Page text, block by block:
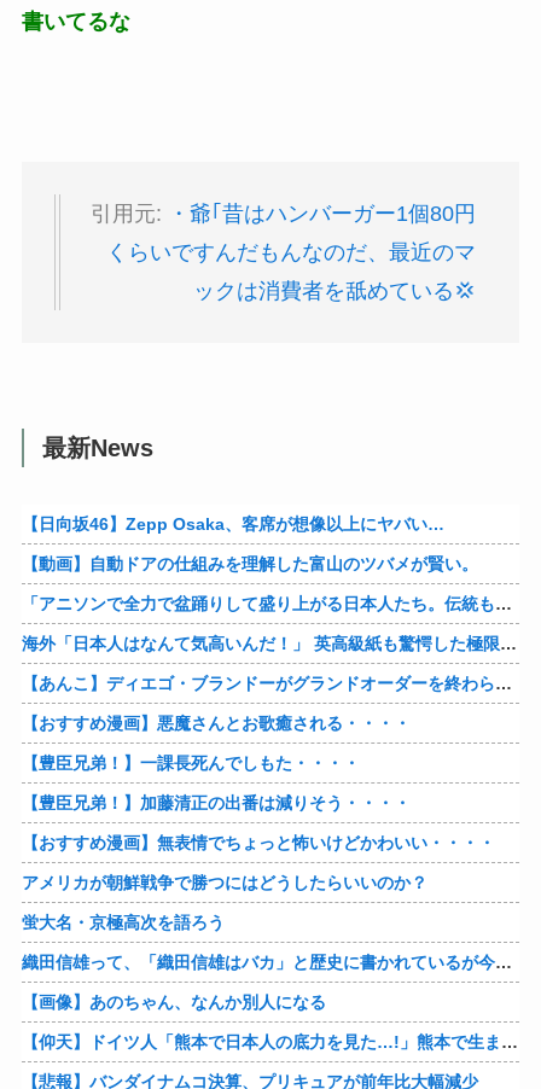
書いてるな
引用元:
・爺｢昔はハンバーガー1個80円
くらいですんだもんなのだ、最近のマ
ックは消費者を舐めている💢
最新News
【日向坂46】Zepp Osaka、客席が想像以上にヤバい…
【動画】自動ドアの仕組みを理解した富山のツバメが賢い。
「アニソンで全力で盆踊りして盛り上がる日本人たち。伝統もオタクもこの熱量、素晴らしい」→女さんブチギレ「これを見て『日本の品格が落ちた』と思いま…
海外「日本人はなんて気高いんだ！」 英高級紙も驚愕した極限の中の日本人の姿に世界が衝撃
【あんこ】ディエゴ・ブランドーがグランドオーダーを終わらせるようです【FGO二部】 第１６６話
【おすすめ漫画】悪魔さんとお歌癒される・・・・
【豊臣兄弟！】一課長死んでしもた・・・・
【豊臣兄弟！】加藤清正の出番は減りそう・・・・
【おすすめ漫画】無表情でちょっと怖いけどかわいい・・・・
アメリカが朝鮮戦争で勝つにはどうしたらいいのか？
蛍大名・京極高次を語ろう
織田信雄って、「織田信雄はバカ」と歴史に書かれているが今まで家が残っているんでバカではないよな？
【画像】あのちゃん、なんか別人になる
【仰天】ドイツ人「熊本で日本人の底力を見た…!」熊本で生まれて初めて震度7の大地震を経験したドイツ人。直後、日本人たちの行動に衝撃を受けてしまう…
【悲報】バンダイナムコ決算、プリキュアが前年比大幅減少